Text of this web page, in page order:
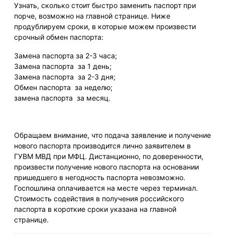
Узнать, сколько стоит быстро заменить паспорт при
порче, возможно на главной странице. Ниже
продублируем сроки, в которые можем произвести
срочный обмен паспорта:
Замена паспорта за 2-3 часа;
Замена паспорта за 1 день;
Замена паспорта за 2-3 дня;
Обмен паспорта за неделю;
замена паспорта за месяц.
Обращаем внимание, что подача заявление и получение
нового паспорта производится лично заявителем в
ГУВМ МВД при МФЦ. Дистанционно, по доверенности,
произвести получение нового паспорта на основании
пришедшего в негодность паспорта невозможно.
Госпошлина оплачивается на месте через терминал.
Стоимость содействия в получения российского
паспорта в короткие сроки указана на главной
странице.